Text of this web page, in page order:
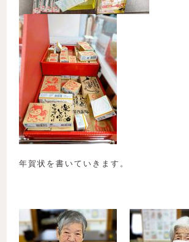
年賀状を書いていきます。